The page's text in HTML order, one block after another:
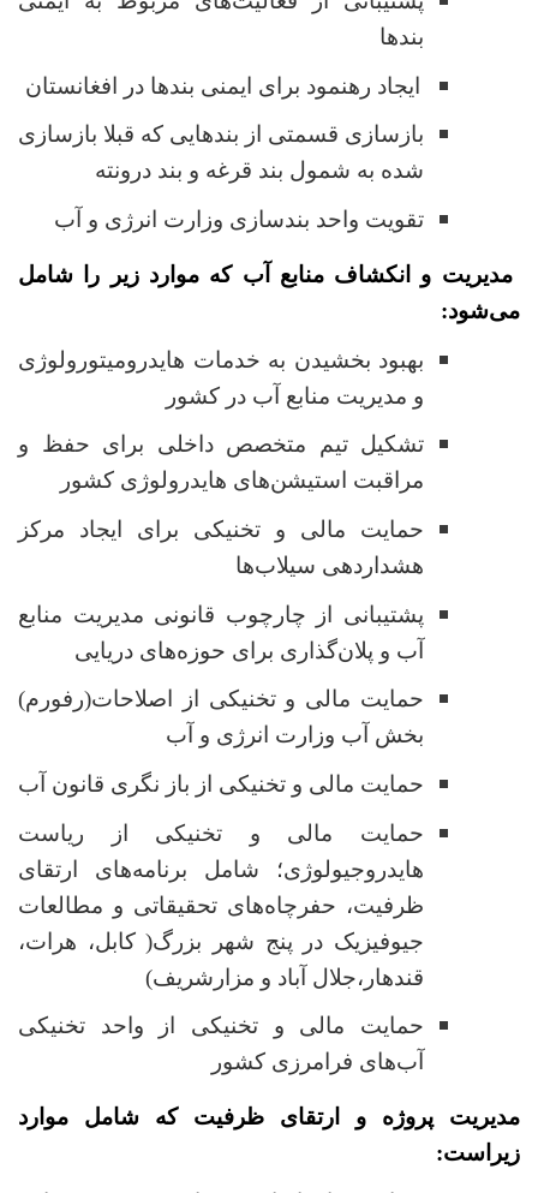
بندها
ایجاد رهنمود برای ایمنی بندها در افغانستان
بازسازی قسمتی از بندهایی که قبلا بازسازی
شده به شمول بند قرغه و بند درونته
تقویت واحد بندسازی وزارت انرژی و آب
مدیریت و انکشاف منابع آب که موارد زیر را شامل
می‌شود:
بهبود بخشیدن به خدمات هایدرومیتورولوژی
و مدیریت منابع آب در کشور
تشکیل تیم متخصص داخلی برای حفظ و
مراقبت استیشن‌های هایدرولوژی کشور
حمایت مالی و تخنیکی برای ایجاد مرکز
هشداردهی سیلاب‌ها
پشتیبانی از چارچوب قانونی مدیریت منابع
آب و پلان‌گذاری برای حوزه‌های دریایی
حمایت مالی و تخنیکی از اصلاحات(رفورم)
بخش آب وزارت انرژی و آب
حمایت مالی و تخنیکی از باز نگری قانون آب
حمایت مالی و تخنیکی از ریاست
هایدروجیولوژی؛ شامل برنامه‌های ارتقای
ظرفیت، حفرچاه‌های تحقیقاتی و مطالعات
جیوفیزیک در پنج شهر بزرگ( کابل، هرات،
قندهار،جلال آباد و مزارشریف)
حمایت مالی و تخنیکی از واحد تخنیکی
آب‌های فرامرزی کشور
مدیریت پروژه و ارتقای ظرفیت که شامل موارد
زیراست: